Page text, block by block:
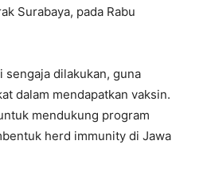
Surabaya, pada Rabu
dilakukan, guna
dalam mendapatkan vaksin.
mendukung program
herd immunity di Jawa